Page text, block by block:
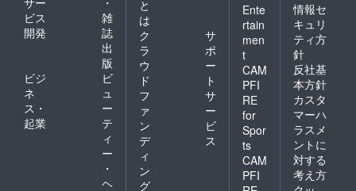
ビス
開発
雑
誌
出
版
ビジ
ネ
ス・
起業
ビ
ュ
ー
テ
ィ
ー
・
ヘ
と
は
ク
ラ
ウ
ド
フ
ァ
ン
デ
ィ
ン
グ
サ
ポ
ー
ト
サ
ー
ビ
ス
Ente
rtain
men
t
CAM
PFI
RE
for
Spor
ts
CAM
PFI
情報セ
キュリ
ティ方
針
反社基
本方針
カスタ
マーハ
ラスメ
ントに
対する
考え方